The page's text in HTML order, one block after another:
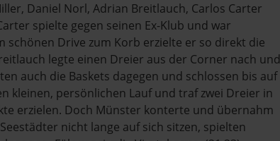
Daniel Norl, Adrian Breitlauch, Carlos Carter
spielte gegen seinen Ex-Klub und war
Drive zum Korb erzielte er so direkt die
legte einen Dreier aus der Corner nach und
auch die Baskets dagegen und schlossen bis auf
kleinen, persönlichen Lauf und traf zwei Dreier in
erzielen. Doch Münster konterte und übernahm
nicht lange auf sich sitzen, spielten